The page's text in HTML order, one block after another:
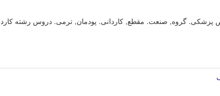
پزشکی. گروه, صنعت. مقطع, کاردانی. پودمان, ترمی. دروس رشته